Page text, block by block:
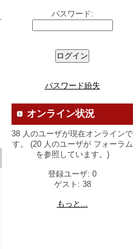
パスワード:
パスワード紛失
オンライン状況
38 人のユーザが現在オンラインで
す。 (20 人のユーザが フォーラム
を参照しています。)
登録ユーザ: 0
ゲスト: 38
もっと...